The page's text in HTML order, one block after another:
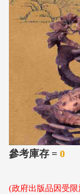
參考庫存 = 0
(政府出版品因受